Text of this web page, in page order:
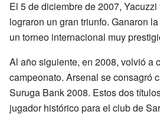
El 5 de diciembre de 2007,
lograron un gran triunfo. Ganaron
un torneo internacional muy
Al año siguiente, en 2008, volvió a
campeonato. Arsenal se consagró
Suruga Bank 2008. Estos dos
jugador histórico para el club de